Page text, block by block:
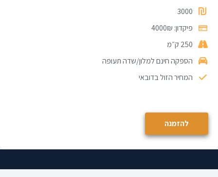
3000
פיקדון: 4000₪
250 ק״מ
הספקה חינם למלון/שדה תעופה
המחיר הזול בדובאי
להזמנה